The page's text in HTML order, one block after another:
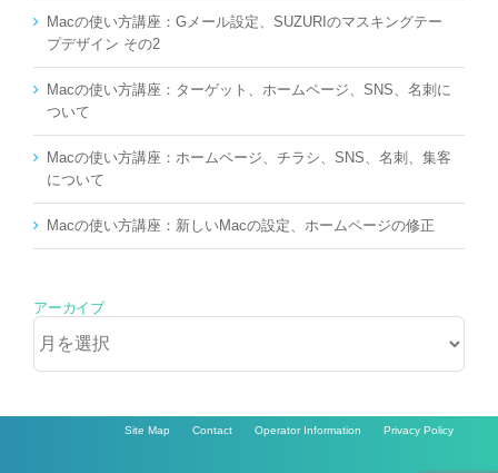
Macの使い方講座：Gメール設定、SUZURIのマスキングテー
プデザイン その2
Macの使い方講座：ターゲット、ホームページ、SNS、名刺に
ついて
Macの使い方講座：ホームページ、チラシ、SNS、名刺、集客
について
Macの使い方講座：新しいMacの設定、ホームページの修正
アーカイブ
ー
カ
ブ
Site Map Contact Operator Information Privacy Policy